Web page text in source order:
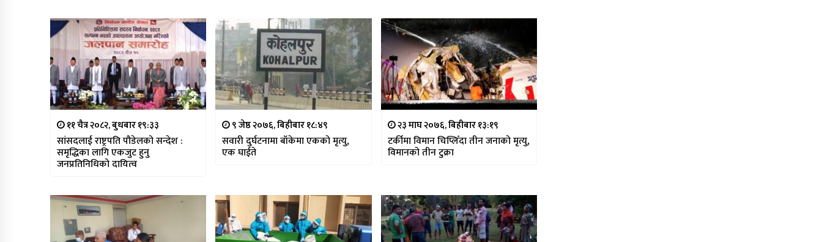
११ चैत्र २०८२, बुधबार १९:३३
सांसदलाई राष्ट्रपति पौडेलको सन्देश :
समृद्धिका लागि एकजुट हुनु
जनप्रतिनिधिको दायित्व
९ जेष्ठ २०७६, बिहीबार १८:४९
सवारी दुर्घटनामा बाँकेमा एकको मृत्यु,
एक घाईते
२३ माघ २०७६, बिहीबार १३:१९
टर्कीमा विमान चिप्लिँदा तीन जनाको मृत्यु,
विमानको तीन टुक्रा